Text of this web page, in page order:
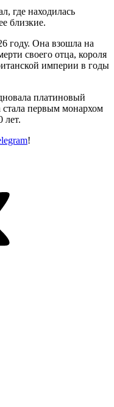
где находилась
близкие.
году. Она взошла на
своего отца, короля
империи в годы
платиновый
первым монархом
лет.
!